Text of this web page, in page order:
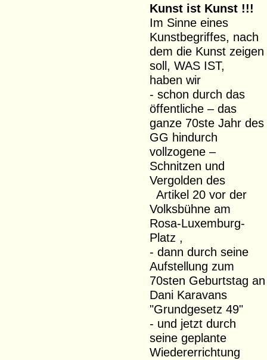
Kunst ist Kunst !!!
Im Sinne eines
Kunstbegriffes, nach
dem die Kunst zeigen
soll, WAS IST,
haben wir
- schon durch das
öffentliche – das
ganze 70ste Jahr des
GG hindurch
vollzogene –
Schnitzen und
Vergolden des
Artikel 20 vor der
Volksbühne am
Rosa-Luxemburg-
Platz ,
- dann durch seine
Aufstellung zum
70sten Geburtstag an
Dani Karavans
"Grundgesetz 49"
- und jetzt durch
seine geplante
Wiedererrichtung